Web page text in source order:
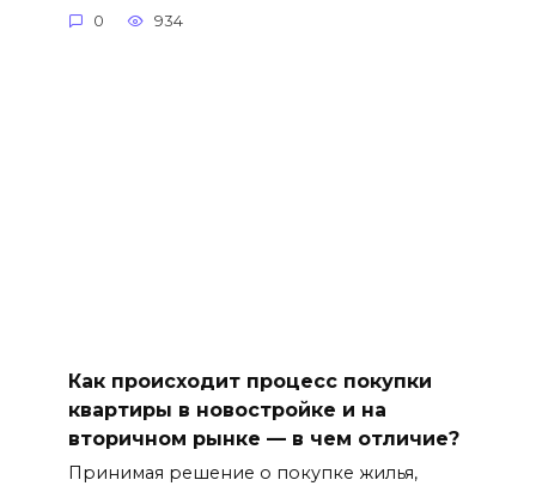
0 934
Как происходит процесс покупки
квартиры в новостройке и на
вторичном рынке — в чем отличие?
Принимая решение о покупке жилья,